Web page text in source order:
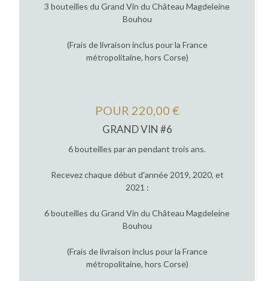
3 bouteilles du Grand Vin du Château Magdeleine
Bouhou
(Frais de livraison inclus pour la France
métropolitaine, hors Corse)
POUR 220,00 €
GRAND VIN #6
6 bouteilles par an pendant trois ans.
Recevez chaque début d'année 2019, 2020, et
2021 :
6 bouteilles du Grand Vin du Château Magdeleine
Bouhou
(Frais de livraison inclus pour la France
métropolitaine, hors Corse)